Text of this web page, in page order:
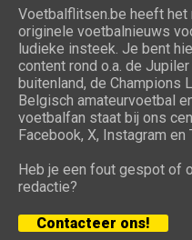
Voetbalflitsen.be heeft
originele voetbalnieuws
ludieke insteek. Je bent
content rond o.a. de
buitenland, de Champions
Belgisch amateurvoetbal
voetbalfan staat bij ons
Facebook, X, Instagram en
Heb je een fout gespot of
redactie?
Contacteer ons!